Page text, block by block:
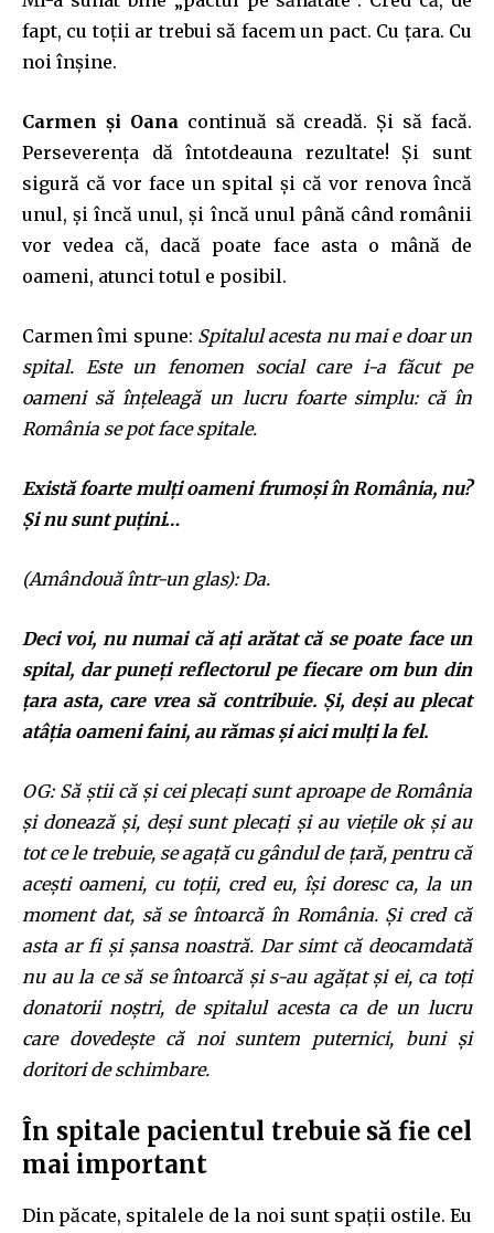
fapt, cu toții ar trebui să facem un pact. Cu țara. Cu
noi înșine.
Carmen și Oana continuă să creadă. Și să facă.
Perseverența dă întotdeauna rezultate! Și sunt
sigură că vor face un spital și că vor renova încă
unul, și încă unul, și încă unul până când românii
vor vedea că, dacă poate face asta o mână de
oameni, atunci totul e posibil.
Carmen îmi spune: Spitalul acesta nu mai e doar un
spital. Este un fenomen social care i-a făcut pe
oameni să înțeleagă un lucru foarte simplu: că în
România se pot face spitale.
Există foarte mulți oameni frumoși în România, nu?
Și nu sunt puțini…
(Amândouă într-un glas): Da.
Deci voi, nu numai că ați arătat că se poate face un
spital, dar puneți reflectorul pe fiecare om bun din
țara asta, care vrea să contribuie. Și, deși au plecat
atâția oameni faini, au rămas și aici mulți la fel.
OG: Să știi că și cei plecați sunt aproape de România
și donează și, deși sunt plecați și au viețile ok și au
tot ce le trebuie, se agață cu gândul de țară, pentru că
acești oameni, cu toții, cred eu, își doresc ca, la un
moment dat, să se întoarcă în România. Și cred că
asta ar fi și șansa noastră. Dar simt că deocamdată
nu au la ce să se întoarcă și s-au agățat și ei, ca toți
donatorii noștri, de spitalul acesta ca de un lucru
care dovedește că noi suntem puternici, buni și
doritori de schimbare.
În spitale pacientul trebuie să fie cel
mai important
Din păcate, spitalele de la noi sunt spații ostile. Eu